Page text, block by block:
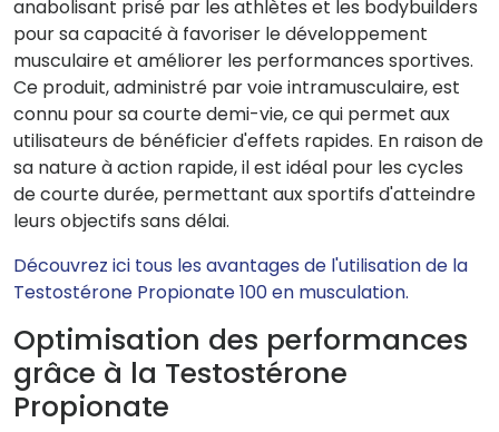
anabolisant prisé par les athlètes et les bodybuilders
pour sa capacité à favoriser le développement
musculaire et améliorer les performances sportives.
Ce produit, administré par voie intramusculaire, est
connu pour sa courte demi-vie, ce qui permet aux
utilisateurs de bénéficier d'effets rapides. En raison de
sa nature à action rapide, il est idéal pour les cycles
de courte durée, permettant aux sportifs d'atteindre
leurs objectifs sans délai.
Découvrez ici tous les avantages de l'utilisation de la
Testostérone Propionate 100 en musculation.
Optimisation des performances
grâce à la Testostérone
Propionate